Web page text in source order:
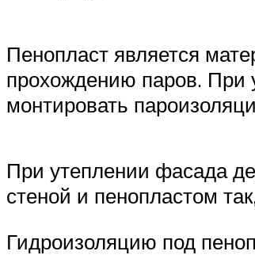
Пенопласт является
прохождению паров. При
монтировать
При утеплении фасада
стеной и пенопластом
Гидроизоляцию под